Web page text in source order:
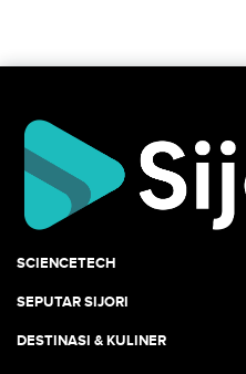
SCIENCETECH
SEPUTAR SIJORI
DESTINASI & KULINER